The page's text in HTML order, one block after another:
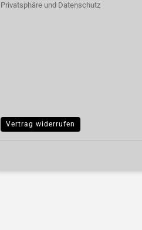
Privatsphäre und Datenschutz
Vertrag widerrufen